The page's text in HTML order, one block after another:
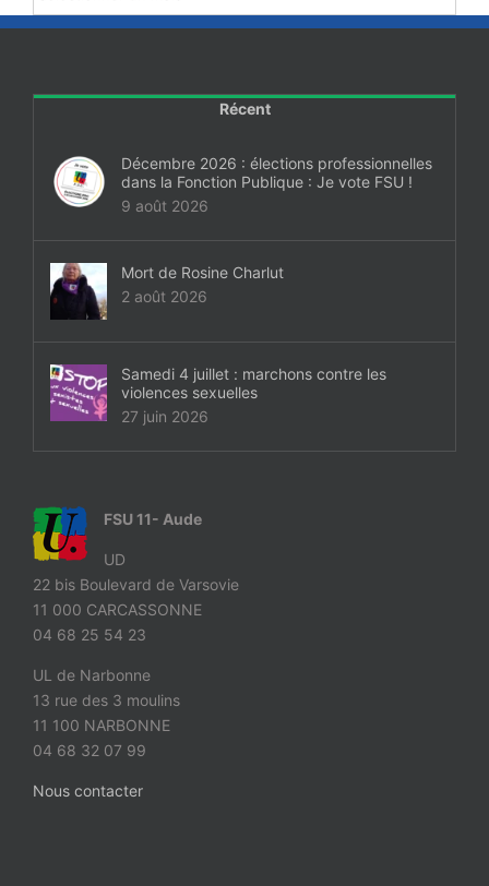
Récent
Décembre 2026 : élections professionnelles
dans la Fonction Publique : Je vote FSU !
9 août 2026
Mort de Rosine Charlut
2 août 2026
Samedi 4 juillet : marchons contre les
violences sexuelles
27 juin 2026
FSU 11- Aude
UD
22 bis Boulevard de Varsovie
11 000 CARCASSONNE
04 68 25 54 23
UL de Narbonne
13 rue des 3 moulins
11 100 NARBONNE
04 68 32 07 99
Nous contacter